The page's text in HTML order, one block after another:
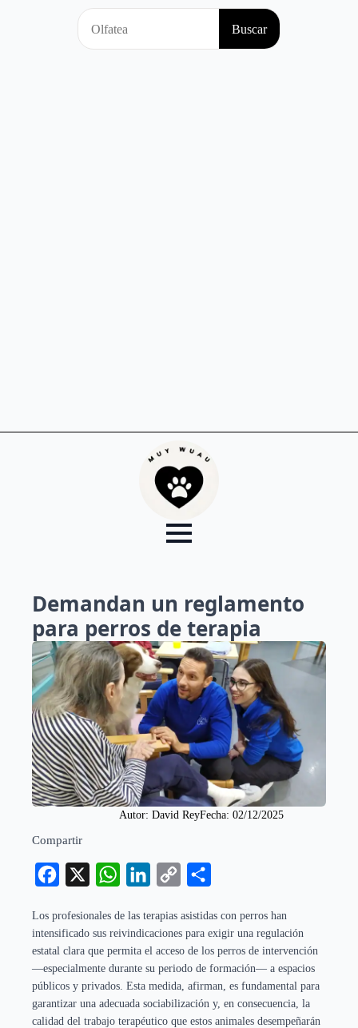
Buscar
Search
for:
Demandan un reglamento
para perros de terapia
Autor: David ReyFecha: 02/12/2025
Compartir
Facebook WhatsAppLinkedInCopy
Los profesionales de las terapias asistidas con perros han
intensificado sus reivindicaciones para exigir una regulación
estatal clara que permita el acceso de los perros de intervención
—especialmente durante su periodo de formación— a espacios
públicos y privados. Esta medida, afirman, es fundamental para
garantizar una adecuada sociabilización y, en consecuencia, la
calidad del trabajo terapéutico que estos animales desempeñarán